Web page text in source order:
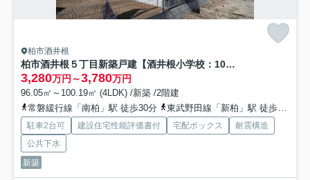
柏市酒井根
柏市酒井根５丁目新築戸建【酒井根小学校：10分】
3,280万円～3,780万円
96.05㎡～100.19㎡ (4LDK) /新築 /2階建
常磐緩行線「南柏」駅 徒歩30分
東武野田線「新柏」駅 徒歩22分
駐車2台可 建設住宅性能評価書付 宅配ボックス
耐震構造
公共下水
新築